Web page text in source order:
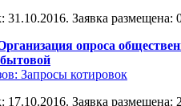
31.10.2016. Заявка размещена:
опроса
Запросы котировок
17.10.2016. Заявка размещена: